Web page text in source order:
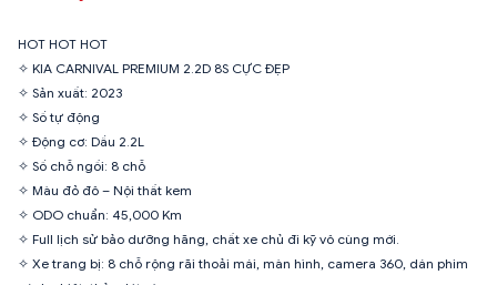
HOT HOT HOT
✧ KIA CARNIVAL PREMIUM 2.2D 8S CỰC ĐẸP
✧ Sản xuất: 2023
✧ Số tự động
✧ Động cơ: Dầu 2.2L
✧ Số chỗ ngồi: 8 chỗ
✧ Màu đỏ đô – Nội thất kem
✧ ODO chuẩn: 45,000 Km
✧ Full lịch sử bảo dưỡng hãng, chất xe chủ đi kỹ vô cùng mới.
✧ Xe trang bị: 8 chỗ rộng rãi thoải mái, màn hình, camera 360, dán phim